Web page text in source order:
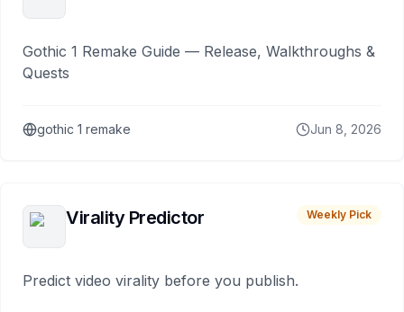
Gothic 1 Remake Guide — Release, Walkthroughs &
Quests
gothic 1 remake Jun 8, 2026
Virality Predictor Weekly Pick
Predict video virality before you publish.